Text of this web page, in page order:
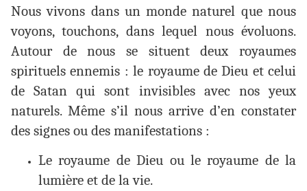
Nous vivons dans un monde naturel que nous
voyons, touchons, dans lequel nous évoluons.
Autour de nous se situent deux royaumes
spirituels ennemis : le royaume de Dieu et celui
de Satan qui sont invisibles avec nos yeux
naturels. Même s’il nous arrive d’en constater
des signes ou des manifestations :
Le royaume de Dieu ou le royaume de la
lumière et de la vie.